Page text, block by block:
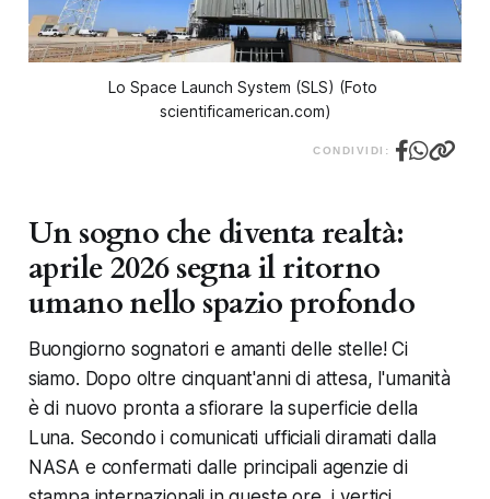
Lo Space Launch System (SLS) (Foto
scientificamerican.com)
CONDIVIDI:
Un sogno che diventa realtà:
aprile 2026 segna il ritorno
umano nello spazio profondo
Buongiorno sognatori e amanti delle stelle! Ci
siamo. Dopo oltre cinquant'anni di attesa, l'umanità
è di nuovo pronta a sfiorare la superficie della
Luna. Secondo i comunicati ufficiali diramati dalla
NASA e confermati dalle principali agenzie di